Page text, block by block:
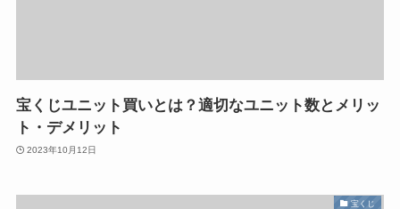
宝くじユニット買いとは？適切なユニット数とメリッ
ト・デメリット
2023年10月12日
宝くじ